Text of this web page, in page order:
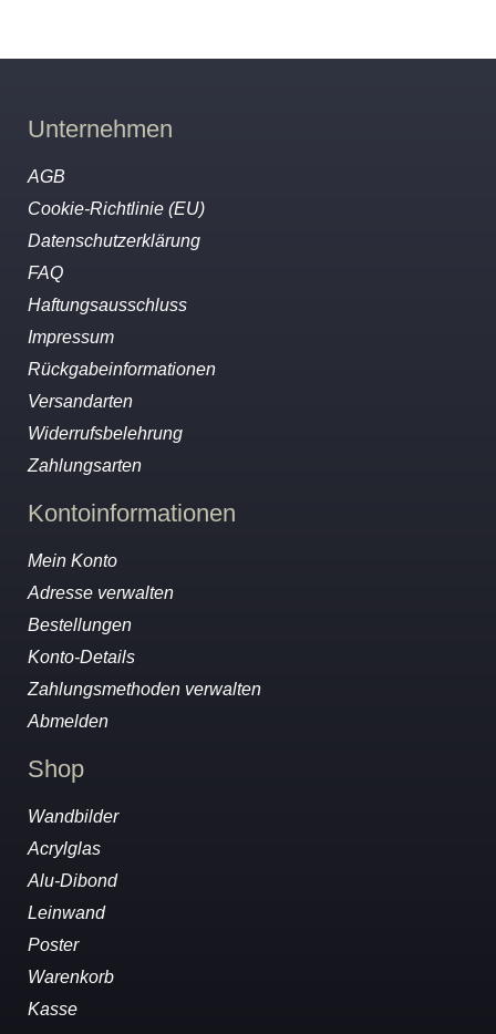
Unternehmen
AGB
Cookie-Richtlinie (EU)
Datenschutzerklärung
FAQ
Haftungsausschluss
Impressum
Rückgabeinformationen
Versandarten
Widerrufsbelehrung
Zahlungsarten
Kontoinformationen
Mein Konto
Adresse verwalten
Bestellungen
Konto-Details
Zahlungsmethoden verwalten
Abmelden
Shop
Wandbilder
Acrylglas
Alu-Dibond
Leinwand
Poster
Warenkorb
Kasse